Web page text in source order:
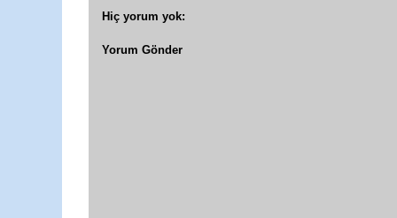
Hiç yorum yok:
Yorum Gönder